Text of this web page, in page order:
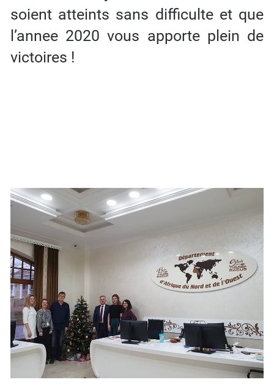
soient atteints sans difficulte et que
l’annee 2020 vous apporte plein de
victoires !